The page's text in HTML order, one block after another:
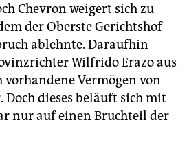
Chevron weigert sich zu
der Oberste Gerichtshof
ablehnte. Daraufhin
Wilfrido Erazo aus
vorhandene Vermögen von
Doch dieses beläuft sich mit
nur auf einen Bruchteil der